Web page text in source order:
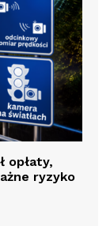
opłaty,
ryzyko